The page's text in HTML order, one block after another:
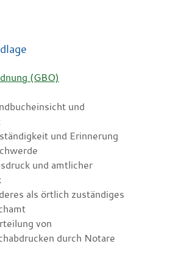
(GBO)
und
und Erinnerung
und amtlicher
als örtlich zuständiges
von
durch Notare